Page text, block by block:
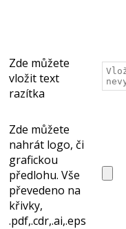
Zde můžete
vložit text
razítka
Zde můžete
nahrát logo, či
grafickou
předlohu. Vše
převedeno na
křivky,
.pdf,.cdr,.ai,.eps